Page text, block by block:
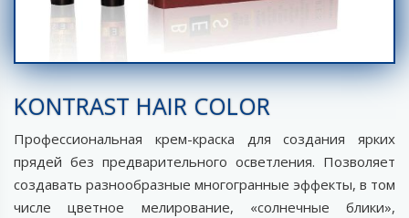
KONTRAST HAIR COLOR
Профессиональная крем-краска для создания ярких
прядей без предварительного осветления. Позволяет
создавать разнообразные многогранные эффекты, в том
числе цветное мелирование, «солнечные блики»,